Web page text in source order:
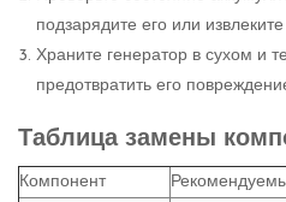
подзарядите его или
Храните генератор в сухом и
предотвратить его
Таблица замены
Компонент